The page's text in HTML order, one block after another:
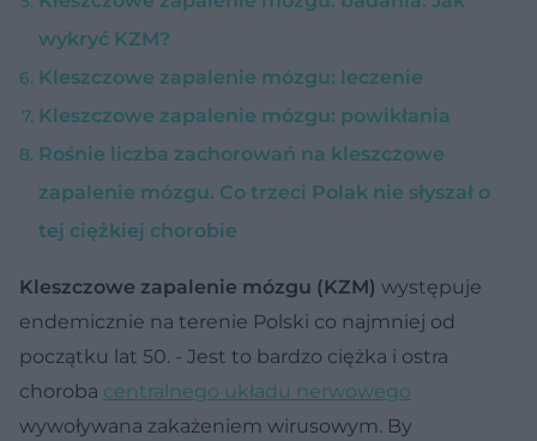
wykryć KZM?
Kleszczowe zapalenie mózgu: leczenie
Kleszczowe zapalenie mózgu: powikłania
Rośnie liczba zachorowań na kleszczowe
zapalenie mózgu. Co trzeci Polak nie słyszał o
tej ciężkiej chorobie
Kleszczowe zapalenie mózgu (KZM) występuje
endemicznie na terenie Polski co najmniej od
początku lat 50. - Jest to bardzo ciężka i ostra
choroba centralnego układu nerwowego
wywoływana zakażeniem wirusowym. By